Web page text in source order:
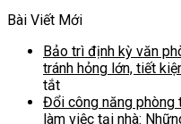
Bài Viết Mới
Bảo trì định kỳ văn
tránh hỏng lớn, tiết
tắtở
Bảo
trì
Đổi công năng phòng
làm việc tại nhà: